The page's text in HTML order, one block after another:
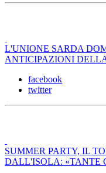
L'UNIONE SARDA
ANTICIPAZIONI
facebook
twitter
SUMMER PARTY, IL
DALL'ISOLA: «TANTE